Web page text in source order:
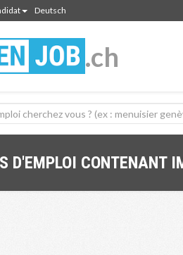
Deutsch
.ch
D'EMPLOI CONTENANT